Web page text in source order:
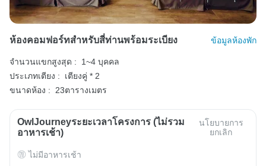
ห้องคอมฟอร์ทสำหรับสี่ท่านพร้อมระเบียง ข้อมูลห้องพัก
จำนวนแขกสูงสุด :
1~4 บุคคล
ประเภทเตียง :
เตียงคู่ * 2
ขนาดห้อง :
23ตารางเมตร
OwlJourneyระยะเวลาโครงการ (ไม่รวม
อาหารเช้า)
นโยบายการ
ยกเลิก
ไม่มีอาหารเช้า